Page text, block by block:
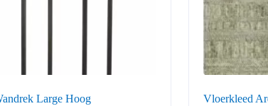
Large Hoog
Vloerkleed